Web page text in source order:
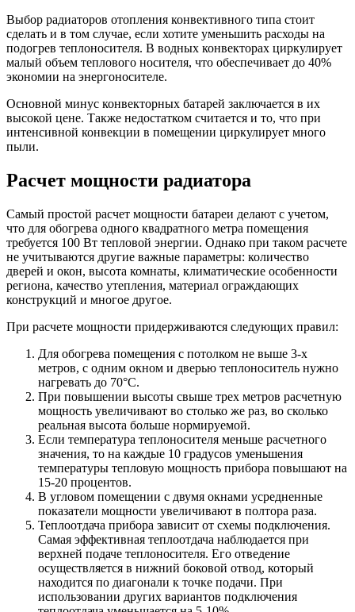
Выбор радиаторов отопления конвективного типа стоит
сделать и в том случае, если хотите уменьшить расходы на
подогрев теплоносителя. В водных конвекторах циркулирует
малый объем теплового носителя, что обеспечивает до 40%
экономии на энергоносителе.
Основной минус конвекторных батарей заключается в их
высокой цене. Также недостатком считается и то, что при
интенсивной конвекции в помещении циркулирует много
пыли.
Расчет мощности радиатора
Самый простой расчет мощности батареи делают с учетом,
что для обогрева одного квадратного метра помещения
требуется 100 Вт тепловой энергии. Однако при таком расчете
не учитываются другие важные параметры: количество
дверей и окон, высота комнаты, климатические особенности
региона, качество утепления, материал ограждающих
конструкций и многое другое.
При расчете мощности придерживаются следующих правил:
Для обогрева помещения с потолком не выше 3-х
метров, с одним окном и дверью теплоноситель нужно
нагревать до 70°С.
При повышении высоты свыше трех метров расчетную
мощность увеличивают во столько же раз, во сколько
реальная высота больше нормируемой.
Если температура теплоносителя меньше расчетного
значения, то на каждые 10 градусов уменьшения
температуры тепловую мощность прибора повышают на
15-20 процентов.
В угловом помещении с двумя окнами усредненные
показатели мощности увеличивают в полтора раза.
Теплоотдача прибора зависит от схемы подключения.
Самая эффективная теплоотдача наблюдается при
верхней подаче теплоносителя. Его отведение
осуществляется в нижний боковой отвод, который
находится по диагонали к точке подачи. При
использовании других вариантов подключения